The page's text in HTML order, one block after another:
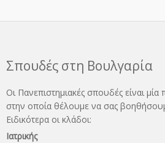
Σπουδές στη Βουλγαρία
Οι Πανεπιστημιακές σπουδές είναι
στην οποία θέλουμε να σας
Ειδικότερα οι κλάδοι:
Ιατρικής